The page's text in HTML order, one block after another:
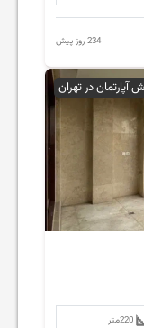
234 روز پیش
آپارتمان در تهران
220متر